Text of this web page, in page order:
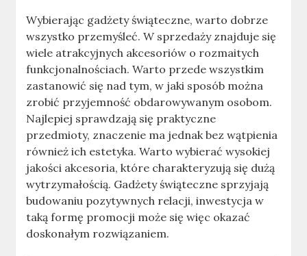
Wybierając gadżety świąteczne, warto dobrze
wszystko przemyśleć. W sprzedaży znajduje się
wiele atrakcyjnych akcesoriów o rozmaitych
funkcjonalnościach. Warto przede wszystkim
zastanowić się nad tym, w jaki sposób można
zrobić przyjemność obdarowywanym osobom.
Najlepiej sprawdzają się praktyczne
przedmioty, znaczenie ma jednak bez wątpienia
również ich estetyka. Warto wybierać wysokiej
jakości akcesoria, które charakteryzują się dużą
wytrzymałością. Gadżety świąteczne sprzyjają
budowaniu pozytywnych relacji, inwestycja w
taką formę promocji może się więc okazać
doskonałym rozwiązaniem.